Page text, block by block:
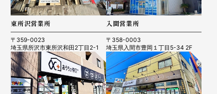
東所沢営業所
〒359-0023
埼玉県所沢市東所沢和田2丁目2-1
入間営業所
〒358-0003
埼玉県入間市豊岡１丁目5-34 2F